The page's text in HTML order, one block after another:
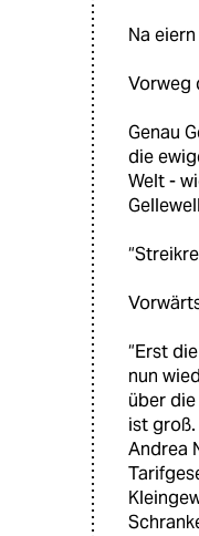
Na
Vorweg
Genau
die
Welt -
“Erst
nun
über
ist
Andrea